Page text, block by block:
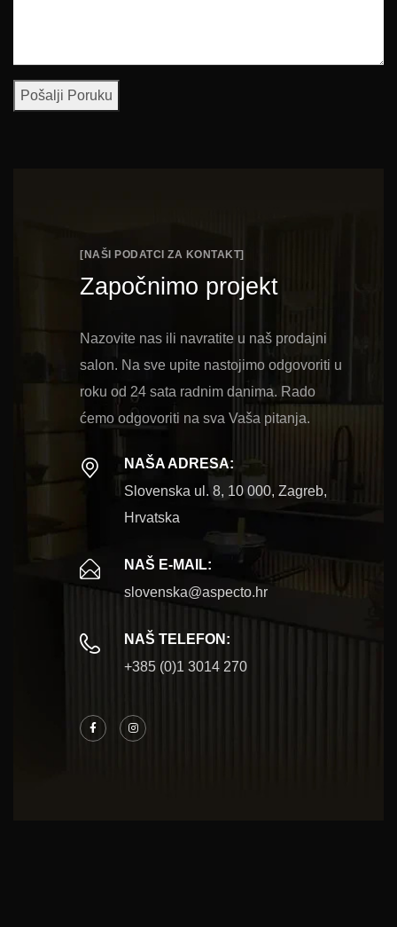
Pošalji Poruku
[NAŠI PODATCI ZA KONTAKT]
Započnimo projekt
Nazovite nas ili navratite u naš prodajni
salon. Na sve upite nastojimo odgovoriti u
roku od 24 sata radnim danima. Rado
ćemo odgovoriti na sva Vaša pitanja.
NAŠA ADRESA:
Slovenska ul. 8, 10 000, Zagreb,
Hrvatska
NAŠ E-MAIL:
slovenska@aspecto.hr
NAŠ TELEFON:
+385 (0)1 3014 270